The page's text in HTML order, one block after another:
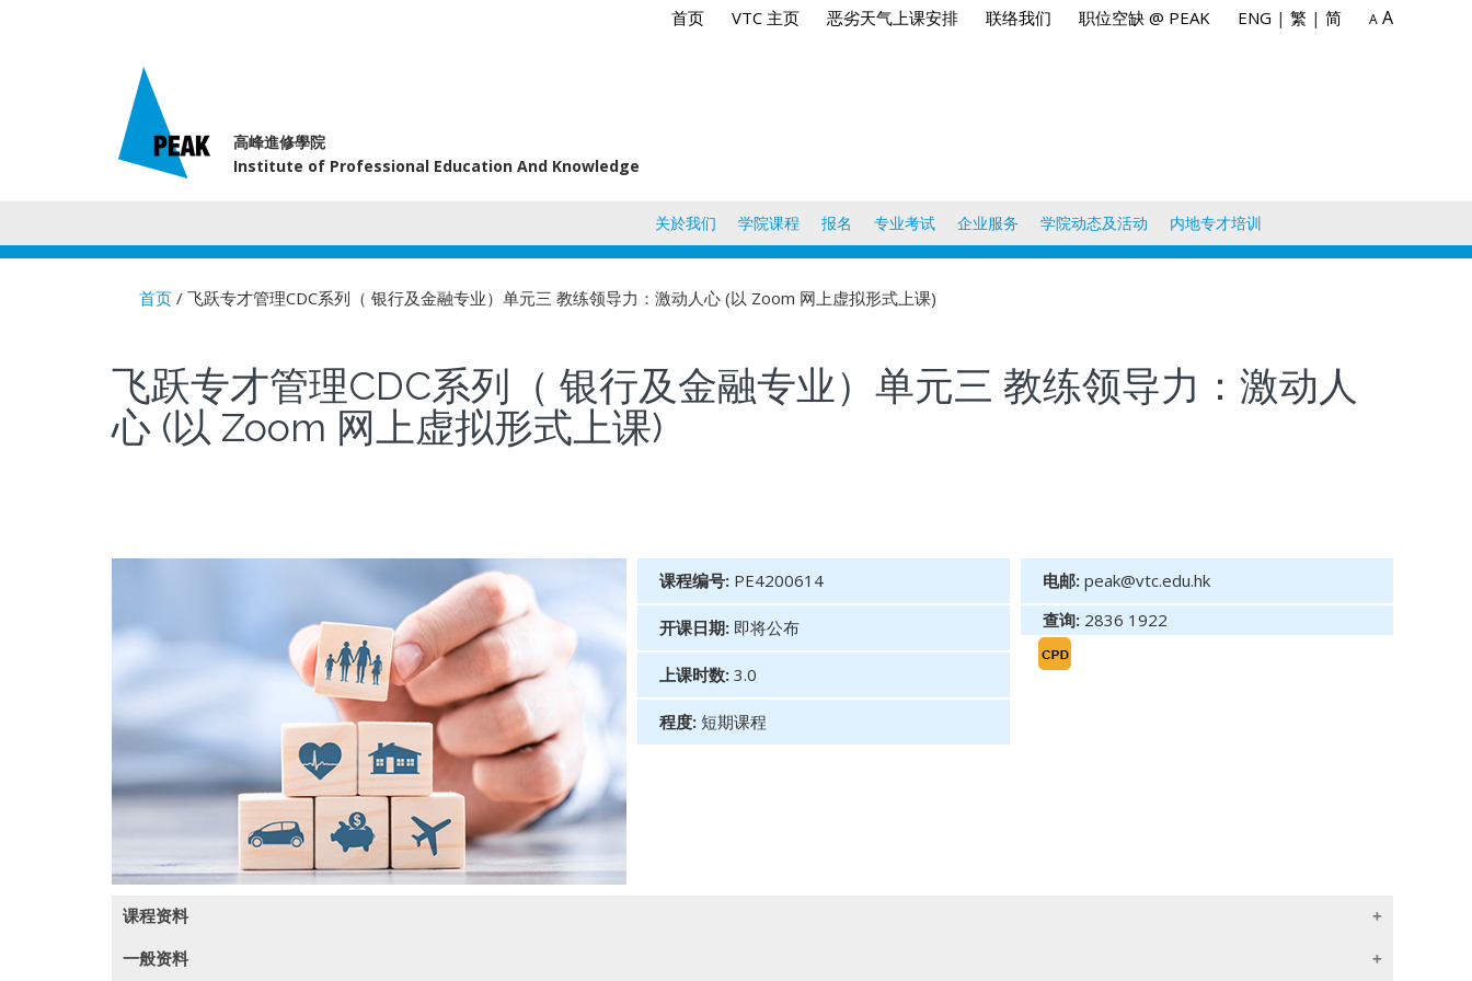
首页 VTC 主页 恶劣天气上课安排 联络我们 职位空缺 @ PEAK ENG | 繁 | 简 A A
高峰進修學院
Institute of Professional Education And Knowledge
关於我们 学院课程 报名 专业考试 企业服务 学院动态及活动 内地专才培训
首页 / 飞跃专才管理CDC系列（ 银行及金融专业）单元三 教练领导力：激动人心 (以 Zoom 网上虚拟形式上课)
飞跃专才管理CDC系列（ 银行及金融专业）单元三 教练领导力：激动人
心 (以 Zoom 网上虚拟形式上课)
课程编号: PE4200614
开课日期: 即将公布
上课时数: 3.0
程度: 短期课程
电邮: peak@vtc.edu.hk
查询: 2836 1922
课程资料
一般资料